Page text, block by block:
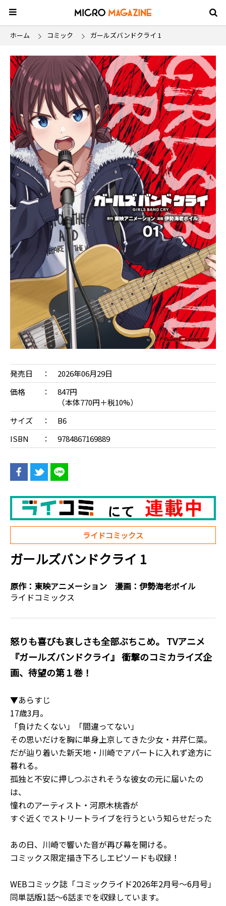
ホーム コミック ガールズバンドクライ 1
発売日
2026年06月29日
価格
847円
（本体770円＋税10%）
サイズ
B6
ISBN
9784867169889
ライドコミックス
ガールズバンドクライ 1
原作： 東映アニメーション 漫画： 伊勢海老ボイル
ライドコミックス
怒りも喜びも哀しさも全部ぶちこめ。 TVアニメ
『ガールズバンドクライ』 衝撃のコミカライズ企
画、待望の第１巻！
▼あらすじ
17歳3月。
「負けたくない」「間違ってない」
その思いだけを胸に単身上京してきた少女・井芹仁菜。
だが辿り着いた新天地・川崎でアパートに入れず途方に
暮れる。
孤独と不安に押しつぶされそうな彼女の元に届いたの
は、
憧れのアーティスト・河原木桃香が
すぐ近くでストリートライブを行うという知らせだった――
あの日、川崎で響いた音が――再び幕を開ける。
コミックス限定描き下ろしエピソードも収録！
WEBコミック誌「コミックライド2026年2月号～6月号」
同単話版1話～6話までを収録しています。